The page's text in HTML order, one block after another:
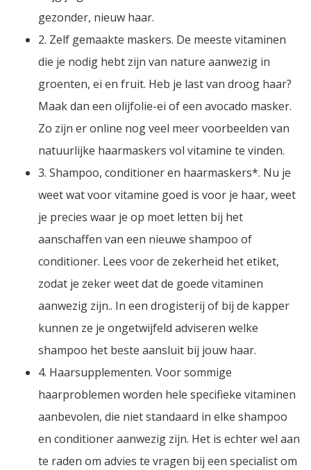
gezonder, nieuw haar.
2. Zelf gemaakte maskers. De meeste vitaminen
die je nodig hebt zijn van nature aanwezig in
groenten, ei en fruit. Heb je last van droog haar?
Maak dan een olijfolie-ei of een avocado masker.
Zo zijn er online nog veel meer voorbeelden van
natuurlijke haarmaskers vol vitamine te vinden.
3. Shampoo, conditioner en haarmaskers*. Nu je
weet wat voor vitamine goed is voor je haar, weet
je precies waar je op moet letten bij het
aanschaffen van een nieuwe shampoo of
conditioner. Lees voor de zekerheid het etiket,
zodat je zeker weet dat de goede vitaminen
aanwezig zijn.. In een drogisterij of bij de kapper
kunnen ze je ongetwijfeld adviseren welke
shampoo het beste aansluit bij jouw haar.
4. Haarsupplementen. Voor sommige
haarproblemen worden hele specifieke vitaminen
aanbevolen, die niet standaard in elke shampoo
en conditioner aanwezig zijn. Het is echter wel aan
te raden om advies te vragen bij een specialist om